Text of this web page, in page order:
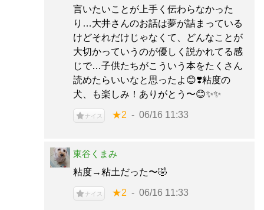
言いたいことが上手く伝わらなかった
り…大井さんのお話は夢が詰まっている
けどそれだけじゃなくて、どんなことが
大切かっていうのが優しく説かれてる感
じで…子供たちがこういう本をたくさん
読めたらいいなと思ったよ😊❣️粘度の
犬、も楽しみ！ありがとう〜😊✨✨
ナイス ★2 06/16 11:33
東谷くまみ
粘度→粘土だった〜🤣
ナイス ★2 06/16 11:33